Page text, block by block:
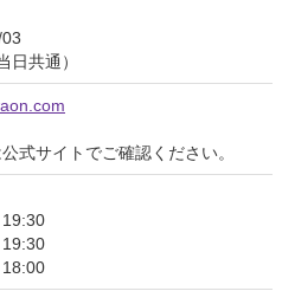
日共通）
式サイトでご確認ください。